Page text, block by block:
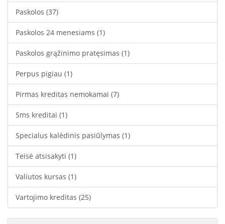
Paskolos (37)
Paskolos 24 menesiams (1)
Paskolos grąžinimo pratęsimas (1)
Perpus pigiau (1)
Pirmas kreditas nemokamai (7)
Sms kreditai (1)
Specialus kalėdinis pasiūlymas (1)
Teisė atsisakyti (1)
Valiutos kursas (1)
Vartojimo kreditas (25)